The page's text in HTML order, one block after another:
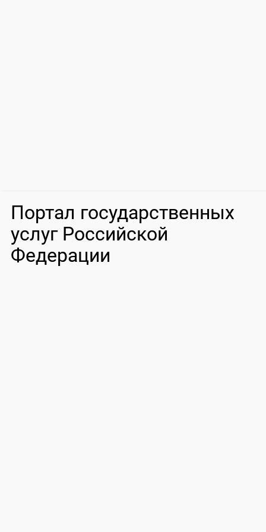
Портал государственных
услуг Российской
Федерации